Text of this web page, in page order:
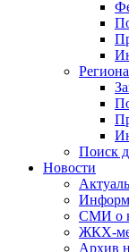
Поиск
Новости
СМИ о
ЖКХ-
Архив